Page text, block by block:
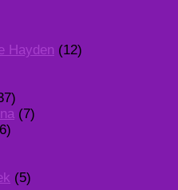
Hayden (12)
(7)
(5)